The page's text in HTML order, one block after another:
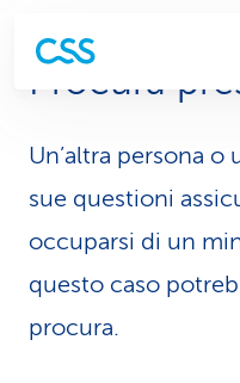
Procura
Un’altra persona o
sue questioni
occuparsi di un
questo caso
procura.